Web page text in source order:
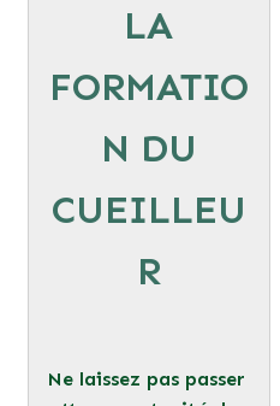
LA
FORMATIO
N DU
CUEILLEU
R
Ne laissez pas passer